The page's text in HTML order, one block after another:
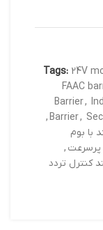
Tags: 24V
FAAC
Barrier,
Barrier,
,
با بوم
پرسرعت ,
کنترل تردد